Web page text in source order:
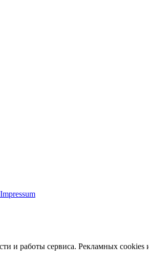
Impressum
и работы сервиса. Рекламных cookies